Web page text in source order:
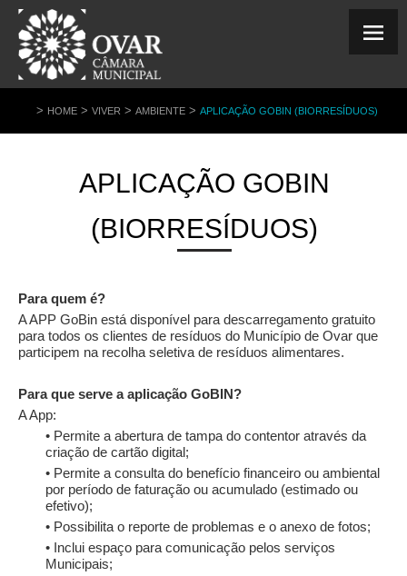
> HOME > VIVER > AMBIENTE > APLICAÇÃO GOBIN (BIORRESÍDUOS)
APLICAÇÃO GOBIN
(BIORRESÍDUOS)
Para quem é?
A APP GoBin está disponível para descarregamento gratuito
para todos os clientes de resíduos do Município de Ovar que
participem na recolha seletiva de resíduos alimentares.
Para que serve a aplicação GoBIN?
A App:
• Permite a abertura de tampa do contentor através da
criação de cartão digital;
• Permite a consulta do benefício financeiro ou ambiental
por período de faturação ou acumulado (estimado ou
efetivo);
• Possibilita o reporte de problemas e o anexo de fotos;
• Inclui espaço para comunicação pelos serviços
Municipais;